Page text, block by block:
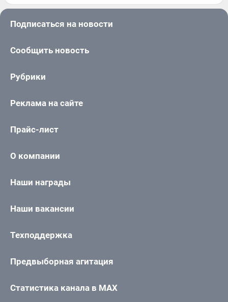
Подписаться на новости
Сообщить новость
Рубрики
Реклама на сайте
Прайс-лист
О компании
Наши награды
Наши вакансии
Техподдержка
Предвыборная агитация
Статистика канала в MAX